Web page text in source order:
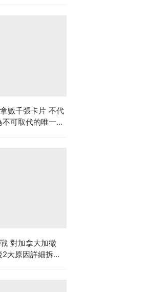
數千張卡片 不代
可取代的唯一中
對加拿大加徵
大原因詳細拆解